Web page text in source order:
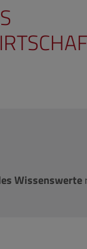
Wissenswerte